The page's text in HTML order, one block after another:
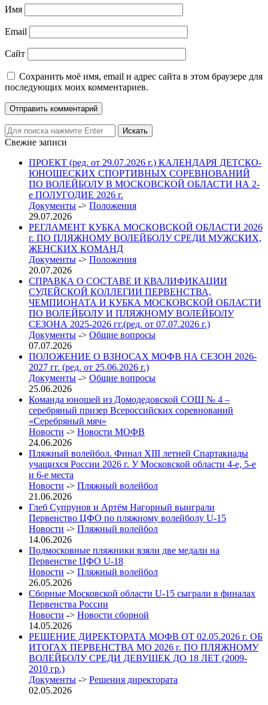
Имя
Email
Сайт
Сохранить моё имя, email и адрес сайта в этом браузере для
последующих моих комментариев.
Свежие записи
ПРОЕКТ (ред. от 29.07.2026 г.) КАЛЕНДАРЯ ДЕТСКО-
ЮНОШЕСКИХ СПОРТИВНЫХ СОРЕВНОВАНИЙ
ПО ВОЛЕЙБОЛУ В МОСКОВСКОЙ ОБЛАСТИ НА 2-
е ПОЛУГОДИЕ 2026 г.
Документы -> Положения
29.07.2026
РЕГЛАМЕНТ КУБКА МОСКОВСКОЙ ОБЛАСТИ 2026
г. ПО ПЛЯЖНОМУ ВОЛЕЙБОЛУ СРЕДИ МУЖСКИХ,
ЖЕНСКИХ КОМАНД
Документы -> Положения
20.07.2026
СПРАВКА О СОСТАВЕ И КВАЛИФИКАЦИИ
СУДЕЙСКОЙ КОЛЛЕГИИ ПЕРВЕНСТВА,
ЧЕМПИОНАТА И КУБКА МОСКОВСКОЙ ОБЛАСТИ
ПО ВОЛЕЙБОЛУ И ПЛЯЖНОМУ ВОЛЕЙБОЛУ
СЕЗОНА 2025-2026 гг.(ред. от 07.07.2026 г.)
Документы -> Общие вопросы
07.07.2026
ПОЛОЖЕНИЕ О ВЗНОСАХ МОФВ НА СЕЗОН 2026-
2027 гг. (ред. от 25.06.2026 г.)
Документы -> Общие вопросы
25.06.2026
Команда юношей из Домодедовской СОШ № 4 –
серебряный призер Всероссийских соревнований
«Серебряный мяч»
Новости -> Новости МОФВ
24.06.2026
Пляжный волейбол. Финал XIII летней Спартакиады
учащихся России 2026 г. У Московской области 4-е, 5-е
и 6-е места
Новости -> Пляжный волейбол
21.06.2026
Глеб Супрунов и Артём Нагорный выиграли
Первенство ЦФО по пляжному волейболу U-15
Новости -> Пляжный волейбол
14.06.2026
Подмосковные пляжники взяли две медали на
Первенстве ЦФО U-18
Новости -> Пляжный волейбол
26.05.2026
Сборные Московской области U-15 сыграли в финалах
Первенства России
Новости -> Новости сборной
14.05.2026
РЕШЕНИЕ ДИРЕКТОРАТА МОФВ ОТ 02.05.2026 г. ОБ
ИТОГАХ ПЕРВЕНСТВА МО 2026 г. ПО ПЛЯЖНОМУ
ВОЛЕЙБОЛУ СРЕДИ ДЕВУШЕК ДО 18 ЛЕТ (2009-
2010 гр.)
Документы -> Решения директората
02.05.2026